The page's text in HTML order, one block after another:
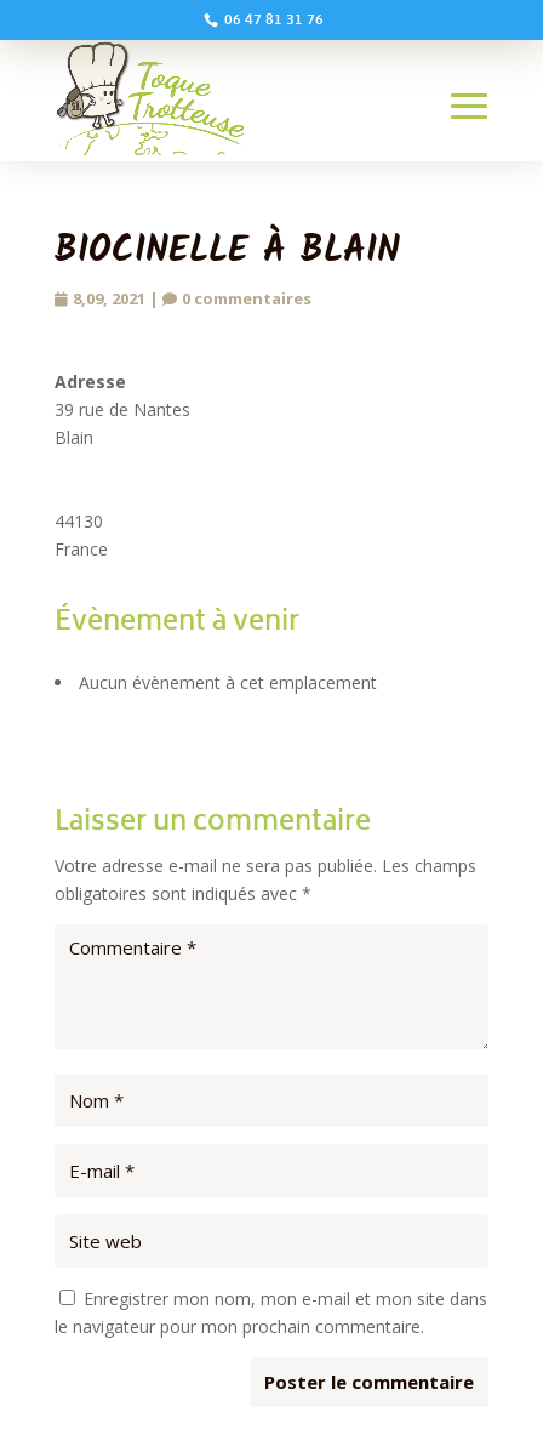
06 47 81 31 76
BIOCINELLE À BLAIN
8,09, 2021 | 0 commentaires
Adresse
39 rue de Nantes
Blain
44130
France
Évènement à venir
Aucun évènement à cet emplacement
Laisser un commentaire
Votre adresse e-mail ne sera pas publiée. Les champs
obligatoires sont indiqués avec *
Enregistrer mon nom, mon e-mail et mon site dans
le navigateur pour mon prochain commentaire.